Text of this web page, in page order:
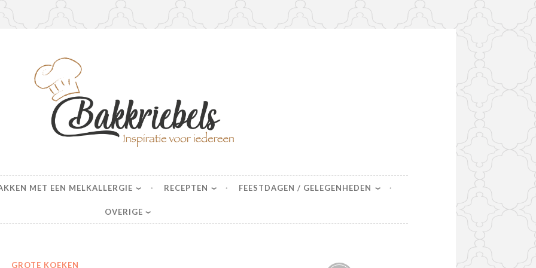
MET EEN MELKALLERGIE RECEPTEN FEESTDAGEN / GELEGENHEDEN
OVERIGE
GROTE KOEKEN